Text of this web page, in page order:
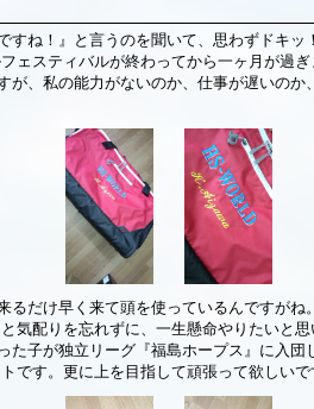
すね！』と言うのを聞いて、思わずドキッ
ェスティバルが終わってから一ヶ月が過
が、私の能力がないのか、仕事が遅いの
るだけ早く来て頭を使っているんですが
気配りを忘れずに、一生懸命やりたいと思
た子が独立リーグ『福島ホープス』に入団
です。更に上を目指して頑張って欲しいで